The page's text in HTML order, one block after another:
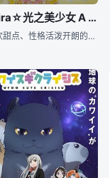
KiraKira☆光之美少女 A La Mode
非常喜欢甜点、性格活泼开朗的初中二年级生宇佐美一花，家里经营著一家名叫“Kirakira Patisserie”的甜品店。 &nbsp; &nbsp; &nbsp; &nbsp; &nbsp; &nb